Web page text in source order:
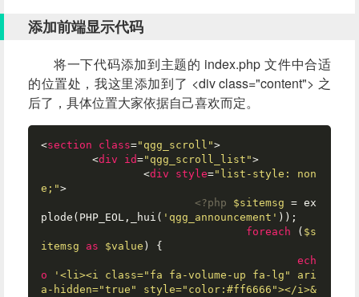
添加前端显示代码
将一下代码添加到主题的 index.php 文件中合适
的位置处，我这里添加到了 <div class="content"> 之
后了，具体位置大家依据自己喜欢而定。
<section class="qgg_scroll">
<div id="qgg_scroll_list">
<div style="list-style: non
e;">
<?php
$sitemsg = ex
plode(PHP_EOL,_hui( 'qgg_announcement' ));
foreach ( $s
itemsg
as $value ) {
ech
o
'<li><i class="fa fa-volume-up fa-lg" ari
a-hidden="true" style="color:#ff6666"></i>&